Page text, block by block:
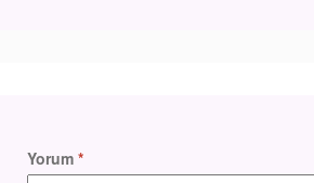
Yorum *